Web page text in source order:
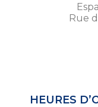
Rue
HEURES